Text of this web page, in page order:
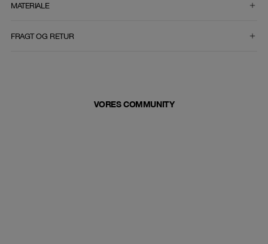
MATERIALE
FRAGT OG RETUR
VORES COMMUNITY